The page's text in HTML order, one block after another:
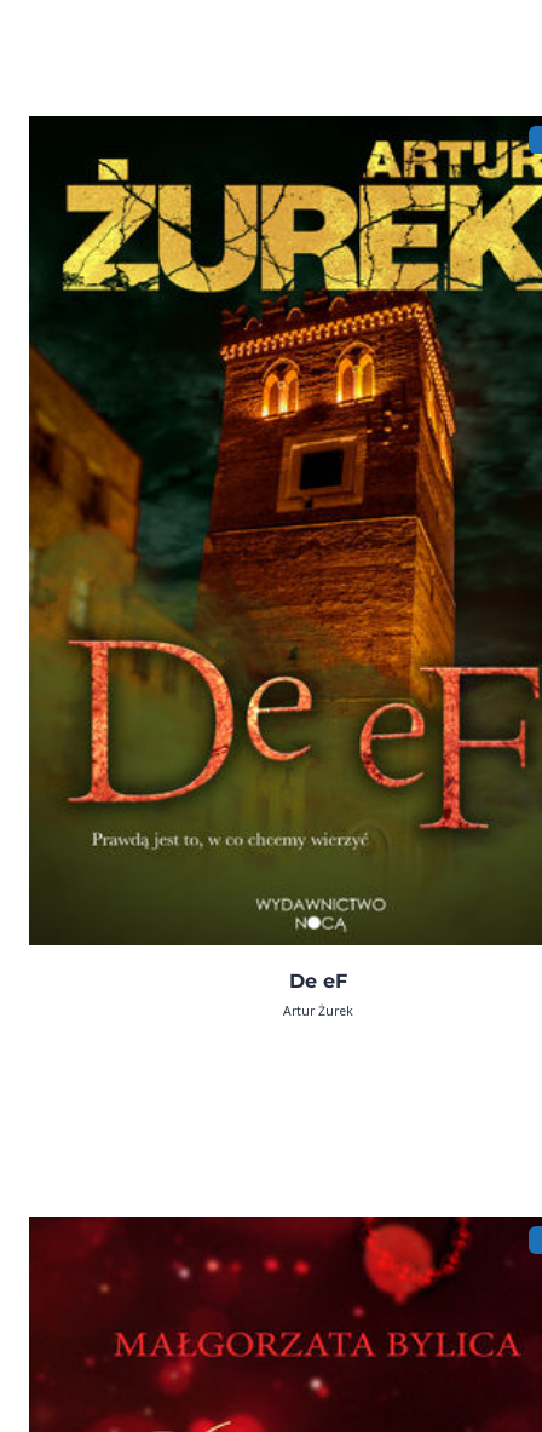
De eF
Artur Żurek